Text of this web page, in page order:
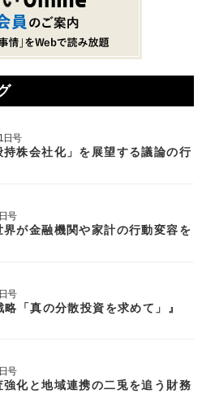
日号
株会社化」を展望する議論の行
号
が金融機関や家計の行動変容を
号
略「真の分散投資を求めて」』
号
化と地域連携の二兎を追う財務